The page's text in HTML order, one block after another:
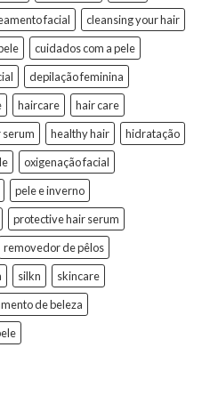
facial
cleansing your hair
cuidados com a pele
depilação feminina
haircare
hair care
serum healthy hair
hidratação
oxigenação facial
pele e inverno
protective hair serum
removedor de pêlos
silkn
skincare
de beleza